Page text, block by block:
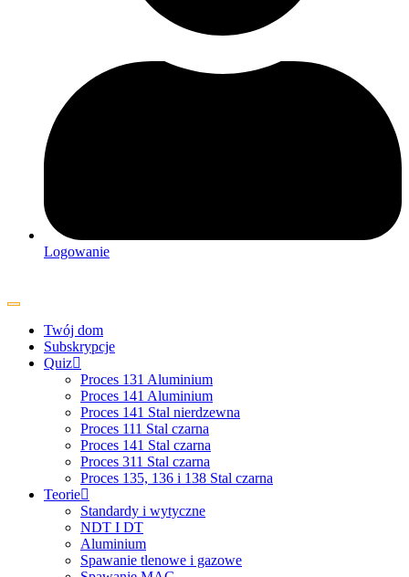
Logowanie
Twój dom
Subskrypcje
Quiz
Proces 131 Aluminium
Proces 141 Aluminium
Proces 141 Stal nierdzewna
Proces 111 Stal czarna
Proces 141 Stal czarna
Proces 311 Stal czarna
Proces 135, 136 i 138 Stal czarna
Teorie
Standardy i wytyczne
NDT I DT
Aluminium
Spawanie tlenowe i gazowe